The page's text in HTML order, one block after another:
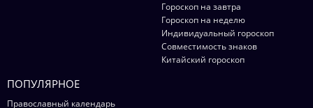
Гороскоп на завтра
Гороскоп на неделю
Индивидуальный гороскоп
Совместимость знаков
Китайский гороскоп
ПОПУЛЯРНОЕ
Православный календарь